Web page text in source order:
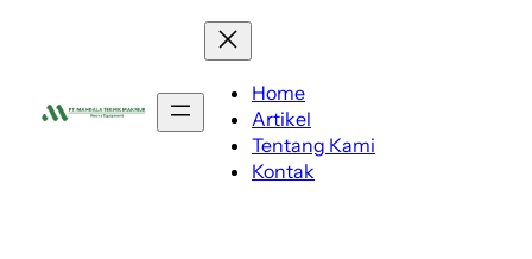
Home
Artikel
Tentang Kami
Kontak